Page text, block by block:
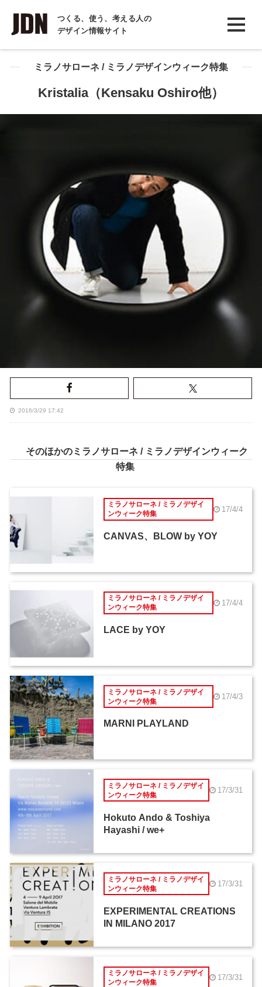
つくる、使う、考える人の
デザイン情報サイト
INTERVIEW
インタビュー
REPORT
COLUMN
ミラノサローネ / ミラノデザインウィーク特集
Kristalia（Kensaku Oshiro他）
2016/3/29 17:42
そのほかのミラノサローネ / ミラノデザインウィーク
特集
ミラノサローネ / ミラノデザイ
ンウィーク特集
17/4/4
CANVAS、BLOW by YOY
ミラノサローネ / ミラノデザイ
ンウィーク特集
17/4/4
LACE by YOY
ミラノサローネ / ミラノデザイ
ンウィーク特集
17/4/3
MARNI PLAYLAND
ミラノサローネ / ミラノデザイ
ンウィーク特集
17/3/31
Hokuto Ando & Toshiya
Hayashi / we+
ミラノサローネ / ミラノデザイ
ンウィーク特集
17/3/31
EXPERIMENTAL CREATIONS
IN MILANO 2017
ミラノサローネ / ミラノデザイ
ンウィーク特集
17/3/31